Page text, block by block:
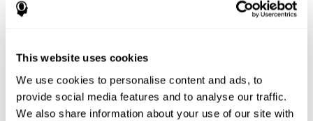
This website uses cookies
We use cookies to personalise content and ads, to
provide social media features and to analyse our traffic.
We also share information about your use of our site with
tarefas foram desenhados por especialistas em plasticidade
cerebral, estimulação e reabilitação cognitiva. Utilizar este
vantagens:
O uso das plataformas para usuários particulares e
profissionais é muito simples e intuitivo, pelo que se pode
utilizar sem ter conhecimentos especializados sobre neuro-